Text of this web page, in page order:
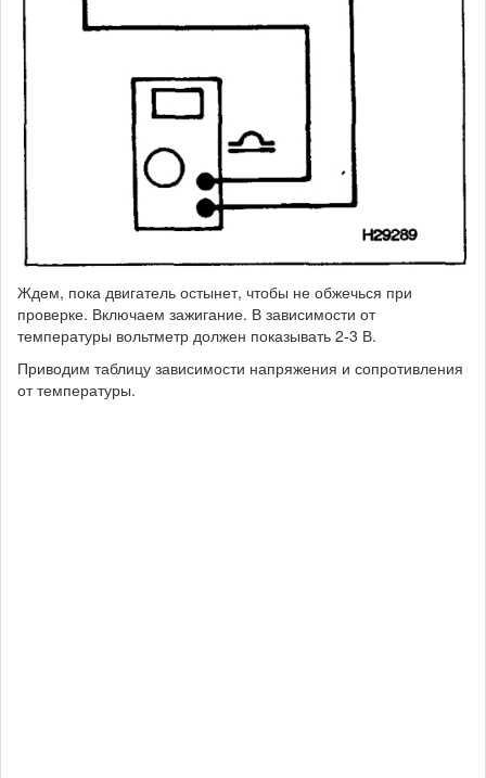
Ждем, пока двигатель остынет, чтобы не обжечься при
проверке. Включаем зажигание. В зависимости от
температуры вольтметр должен показывать 2-3 В.
Приводим таблицу зависимости напряжения и сопротивления
от температуры.